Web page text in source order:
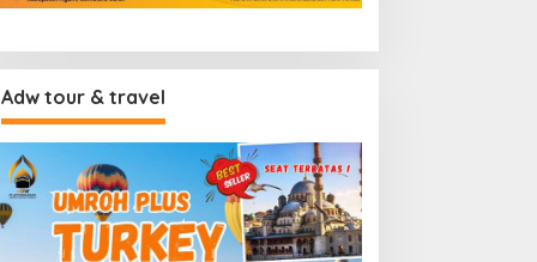
Adw tour & travel